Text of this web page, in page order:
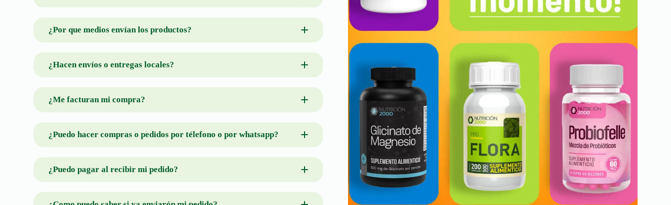
¿Por que medios envían los productos?
¿Hacen envíos o entregas locales?
¿Me facturan mi compra?
¿Puedo hacer compras o pedidos por télefono o por whatsapp?
¿Puedo pagar al recibir mi pedido?